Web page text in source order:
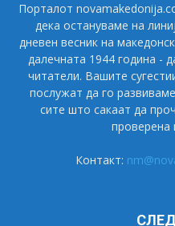
Порталот
дека остануваме на
дневен весник на
далечната 1944 година -
читатели. Вашите
послужат да го
сите што сакаат да
проверена
Контакт: